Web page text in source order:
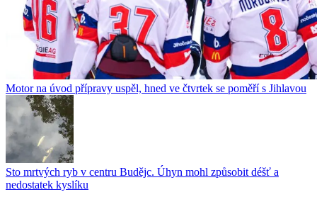
Motor na úvod přípravy uspěl, hned ve čtvrtek se poměří s Jihlavou
Sto mrtvých ryb v centru Budějc. Úhyn mohl způsobit déšť a
nedostatek kyslíku